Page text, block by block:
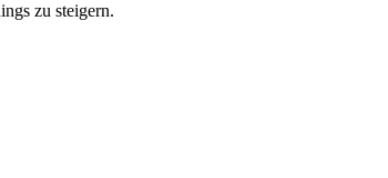
zu steigern.